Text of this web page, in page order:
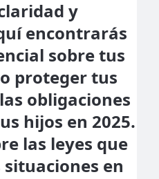
y
encontrarás
sobre tus
proteger tus
obligaciones
hijos en 2025.
las leyes que
en